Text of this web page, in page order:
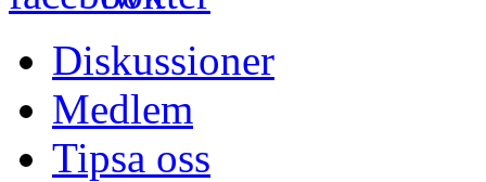
Diskussioner
Medlem
Tipsa oss